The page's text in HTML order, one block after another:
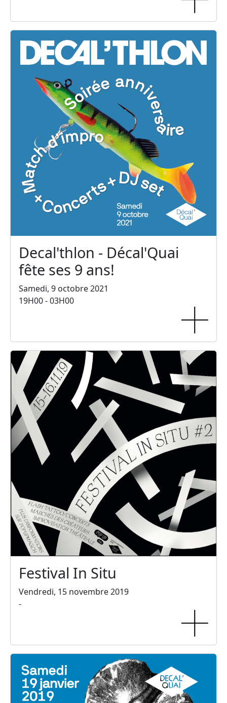
Decal'thlon - Décal'Quai
fête ses 9 ans!
Samedi, 9 octobre 2021
19H00 - 03H00
Festival In Situ
Vendredi, 15 novembre 2019
-